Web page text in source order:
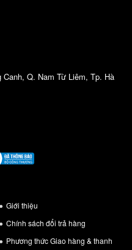
Q. Nam Từ Liêm, Tp. Hà
Giới thiệu
Chính sách đổi trả hàng
Phương thức Giao hàng & thanh